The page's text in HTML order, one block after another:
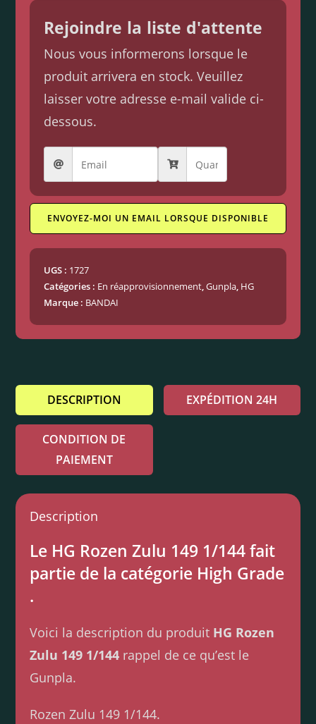
Rejoindre la liste d'attente
Nous vous informerons lorsque le
produit arrivera en stock. Veuillez
laisser votre adresse e-mail valide ci-
dessous.
ENVOYEZ-MOI UN EMAIL LORSQUE DISPONIBLE
UGS : 1727
Catégories : En réapprovisionnement,Gunpla, HG
Marque : BANDAI
DESCRIPTION EXPÉDITION 24H
CONDITION DE
PAIEMENT
Description
Le HG Rozen Zulu 149 1/144 fait
partie de la catégorie High Grade
.
Voici la description du produit HG Rozen
Zulu 149 1/144 rappel de ce qu’est le
Gunpla.
Rozen Zulu 149 1/144.